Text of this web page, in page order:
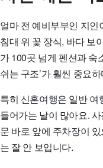
얼마 전 예비부부인 지
침대 위 꽃 장식, 바다 보
가 100곳 넘게 펜션과 숙
쉬는 구조’가 훨씬 중요
특히 신혼여행은 일반
들어가는 날이 많아요.
문 바로 앞에 주차장이
는 잘 안 보입니다.